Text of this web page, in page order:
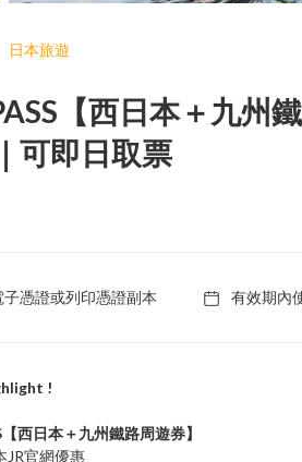
日本旅遊
【西日本＋九州
可即日取票
憑證或列印憑證副本 有效期內
!
【西日本＋九州鐵路周遊券】
JR官網優惠